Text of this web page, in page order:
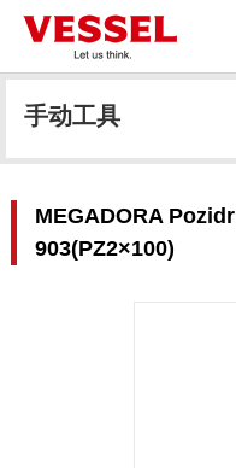
手动工具
MEGADORA
903(PZ2×100)